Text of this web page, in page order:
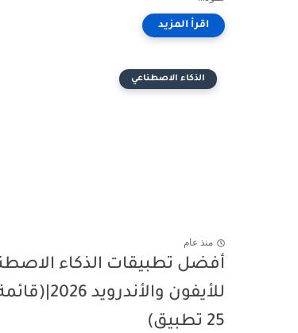
الذكاء الاصطناعي
منذ عام
أفضل تطبيقات الذكاء
للأيفون
25 تطبيق)